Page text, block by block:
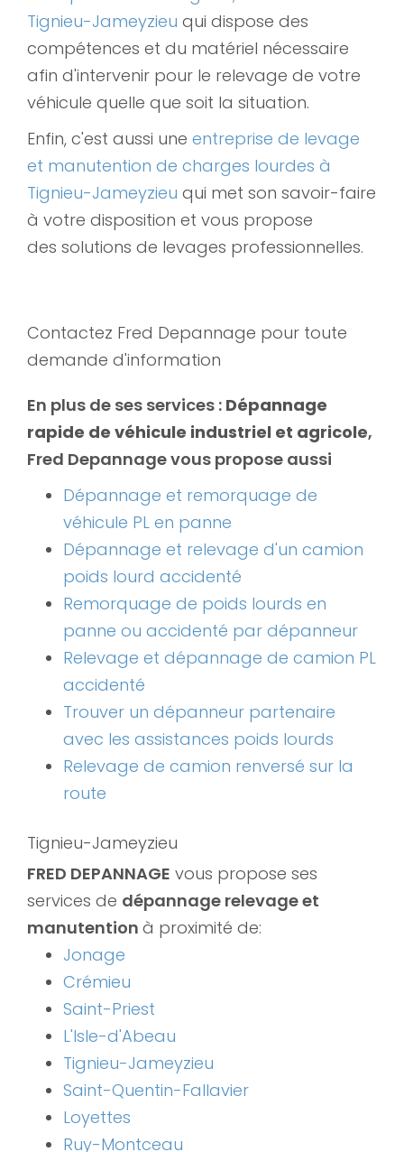
Tignieu-Jameyzieu qui dispose des
compétences et du matériel nécessaire
afin d'intervenir pour le relevage de votre
véhicule quelle que soit la situation.
Enfin, c'est aussi une entreprise de levage
et manutention de charges lourdes à
Tignieu-Jameyzieu qui met son savoir-faire
à votre disposition et vous propose
des solutions de levages professionnelles.
Contactez Fred Depannage pour toute
demande d'information
En plus de ses services : Dépannage
rapide de véhicule industriel et agricole,
Fred Depannage vous propose aussi
Dépannage et remorquage de
véhicule PL en panne
Dépannage et relevage d'un camion
poids lourd accidenté
Remorquage de poids lourds en
panne ou accidenté par dépanneur
Relevage et dépannage de camion PL
accidenté
Trouver un dépanneur partenaire
avec les assistances poids lourds
Relevage de camion renversé sur la
route
Tignieu-Jameyzieu
FRED DEPANNAGE vous propose ses
services de dépannage relevage et
manutention à proximité de:
Jonage
Crémieu
Saint-Priest
L'Isle-d'Abeau
Tignieu-Jameyzieu
Saint-Quentin-Fallavier
Loyettes
Ruy-Montceau